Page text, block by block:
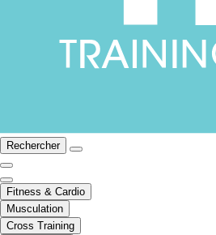
Rechercher
Fitness & Cardio
Musculation
Cross Training